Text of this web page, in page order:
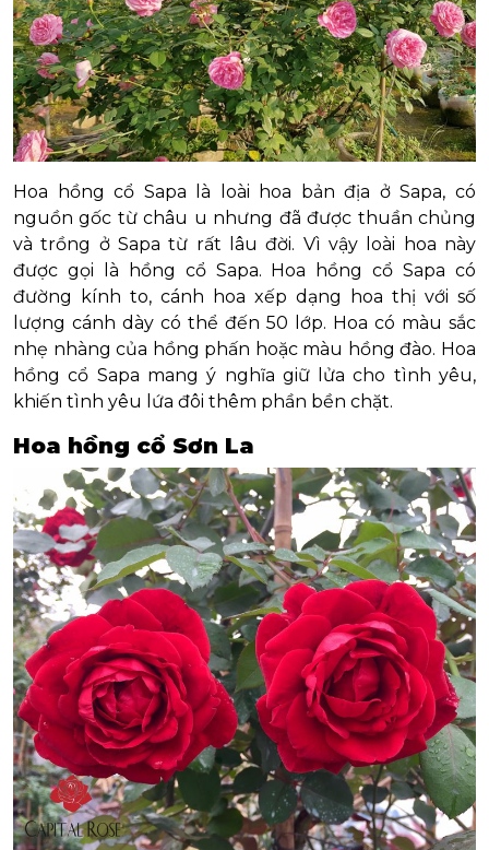
Hoa hồng cổ Sapa là loài hoa bản địa ở Sapa, có
nguồn gốc từ châu u nhưng đã được thuần chủng
và trồng ở Sapa từ rất lâu đời. Vì vậy loài hoa này
được gọi là hồng cổ Sapa. Hoa hồng cổ Sapa có
đường kính to, cánh hoa xếp dạng hoa thị với số
lượng cánh dày có thể đến 50 lớp. Hoa có màu sắc
nhẹ nhàng của hồng phấn hoặc màu hồng đào. Hoa
hồng cổ Sapa mang ý nghĩa giữ lửa cho tình yêu,
khiến tình yêu lứa đôi thêm phần bền chặt.
Hoa hồng cổ Sơn La